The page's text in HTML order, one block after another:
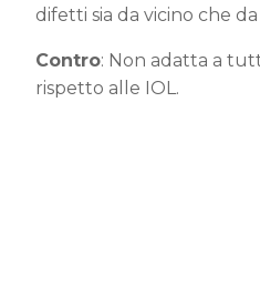
difetti sia da vicino che
Contro: Non adatta a
rispetto alle IOL.